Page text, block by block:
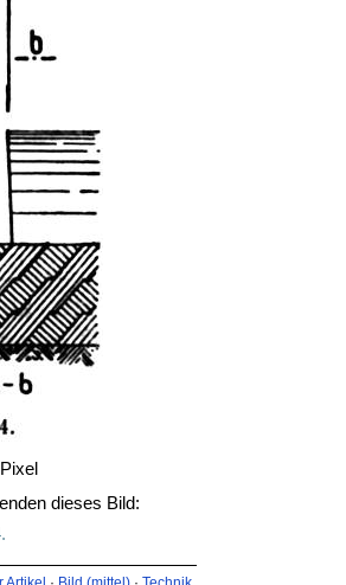
dieses Bild:
Artikel · Bild (mittel)· Technik